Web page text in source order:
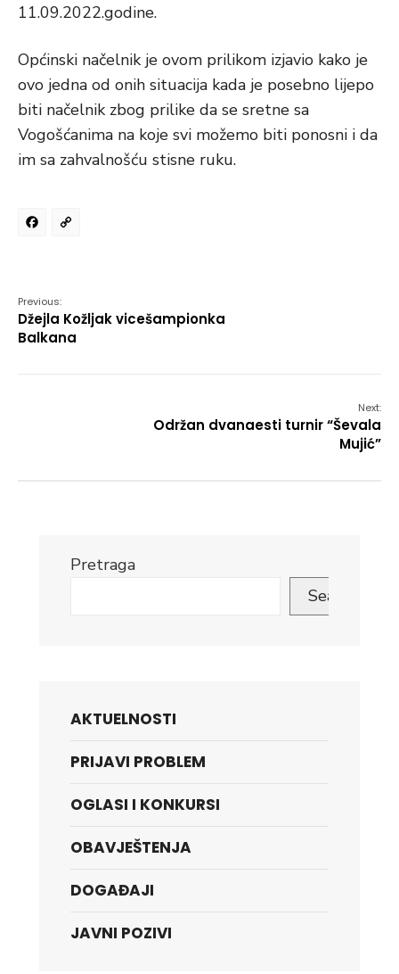
11.09.2022.godine.
Općinski načelnik je ovom prilikom izjavio kako je
ovo jedna od onih situacija kada je posebno lijepo
biti načelnik zbog prilike da se sretne sa
Vogošćanima na koje svi možemo biti ponosni i da
im sa zahvalnošću stisne ruku.
Facebook
Previous:
Džejla Kožljak vicešampionka
Balkana
Next:
Održan dvanaesti turnir “Ševala
Mujić”
Pretraga
Search
AKTUELNOSTI
PRIJAVI PROBLEM
OGLASI I KONKURSI
OBAVJEŠTENJA
DOGAĐAJI
JAVNI POZIVI